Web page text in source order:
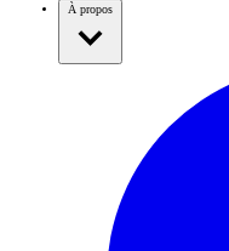
À propos